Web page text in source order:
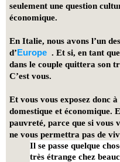
seulement une question
économique.
En Italie, nous avons l’un
d’Europe . Et si, en tant
dans le couple quittera son
C’est vous.
Et vous vous exposez donc
domestique et économique.
pauvreté, parce que si vous
ne vous permettra pas de
Il se passe quelque
très étrange chez